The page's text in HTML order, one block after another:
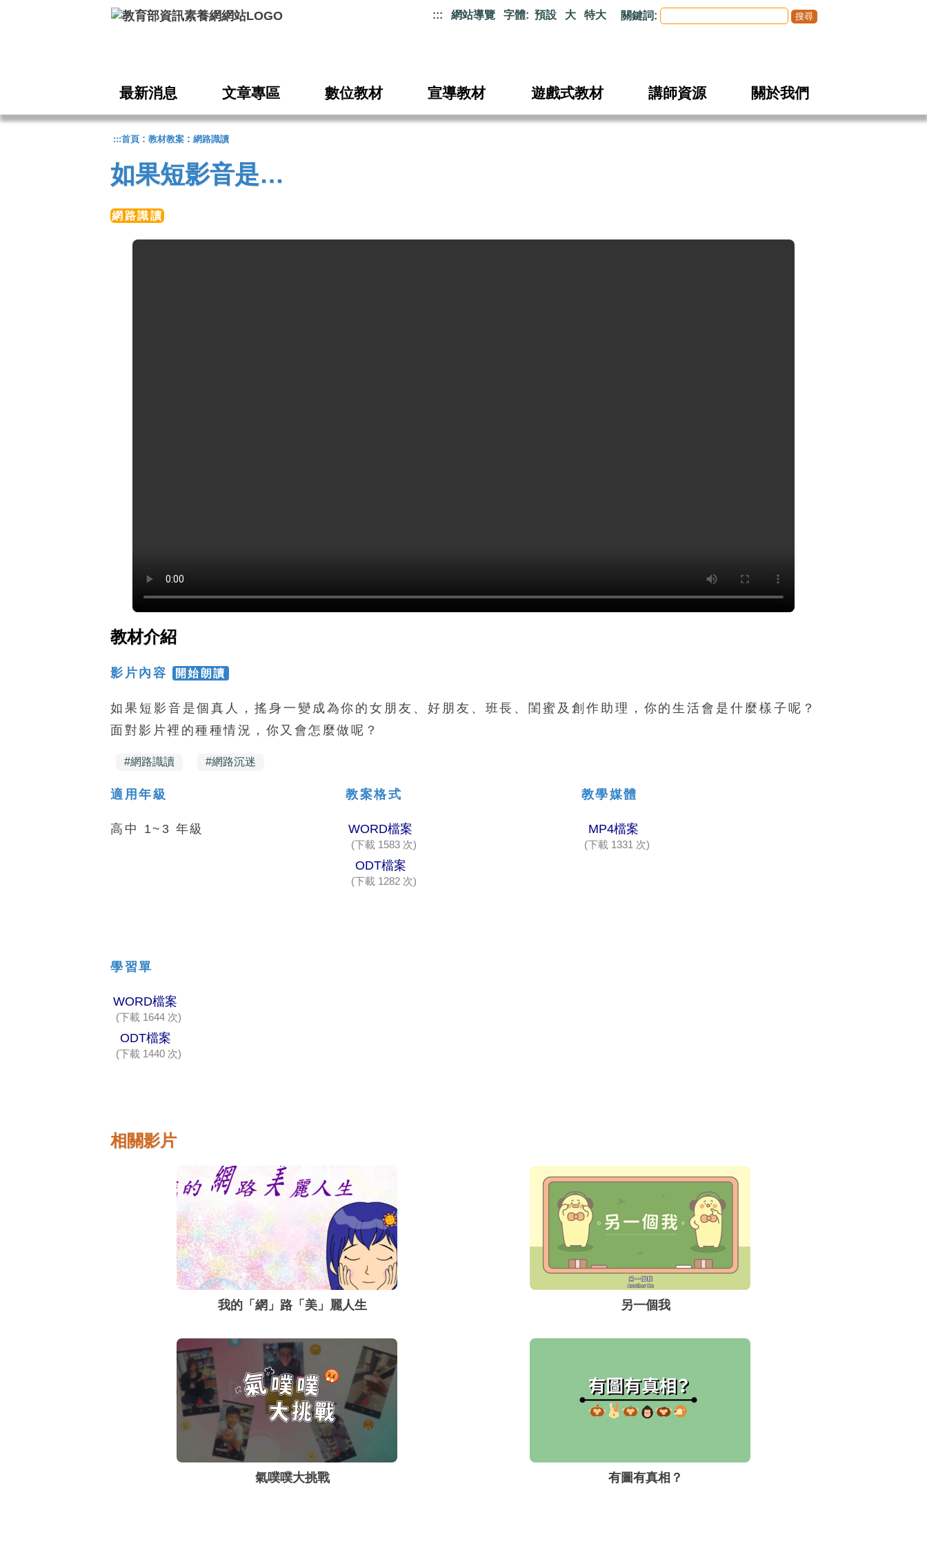
::: 網站導覽 字體: 預設 大 特大 關鍵詞:
最新消息 文章專區 數位教材 宣導教材 遊戲式教材 講師資源 關於我們
:::首頁 : 教材教案 : 網路識讀
如果短影音是…
網路識讀
教材介紹
影片內容 開始朗讀
如果短影音是個真人，搖身一變成為你的女朋友、好朋友、班長、閨蜜及創作助理，你的生活會是什麼樣子呢？
面對影片裡的種種情況，你又會怎麼做呢？
#網路識讀 #網路沉迷
適用年級
高中 1~3 年級
教案格式
WORD檔案
(下載 1583 次)
ODT檔案
(下載 1282 次)
教學媒體
MP4檔案
(下載 1331 次)
學習單
WORD檔案
(下載 1644 次)
ODT檔案
(下載 1440 次)
相關影片
我的「網」路「美」麗人生 另一個我
氣噗噗大挑戰 有圖有真相？